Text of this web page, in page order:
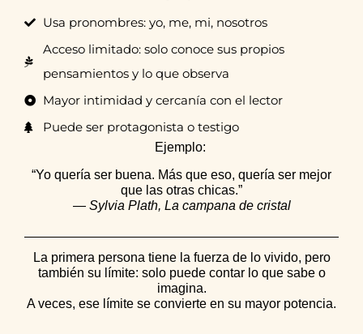
Usa pronombres: yo, me, mi, nosotros
Acceso limitado: solo conoce sus propios
pensamientos y lo que observa
Mayor intimidad y cercanía con el lector
Puede ser protagonista o testigo
Ejemplo:
“Yo quería ser buena. Más que eso, quería ser mejor
que las otras chicas.”
— Sylvia Plath, La campana de cristal
La primera persona tiene la fuerza de lo vivido, pero
también su límite: solo puede contar lo que sabe o
imagina.
A veces, ese límite se convierte en su mayor potencia.